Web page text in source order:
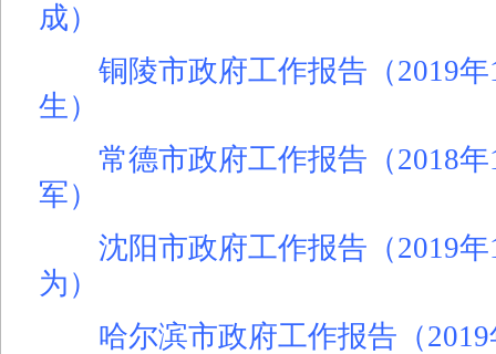
成）
铜陵市政府工作报告（2019
生）
常德市政府工作报告（2018
军）
沈阳市政府工作报告（2019
为）
哈尔滨市政府工作报告（